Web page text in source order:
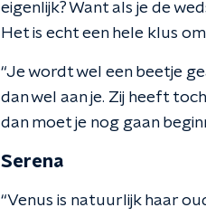
eigenlijk? Want als je de
Het is echt een hele klus
“Je wordt wel een beetje
dan wel aan je. Zij heeft
dan moet je nog gaan
Serena
“Venus is natuurlijk haar